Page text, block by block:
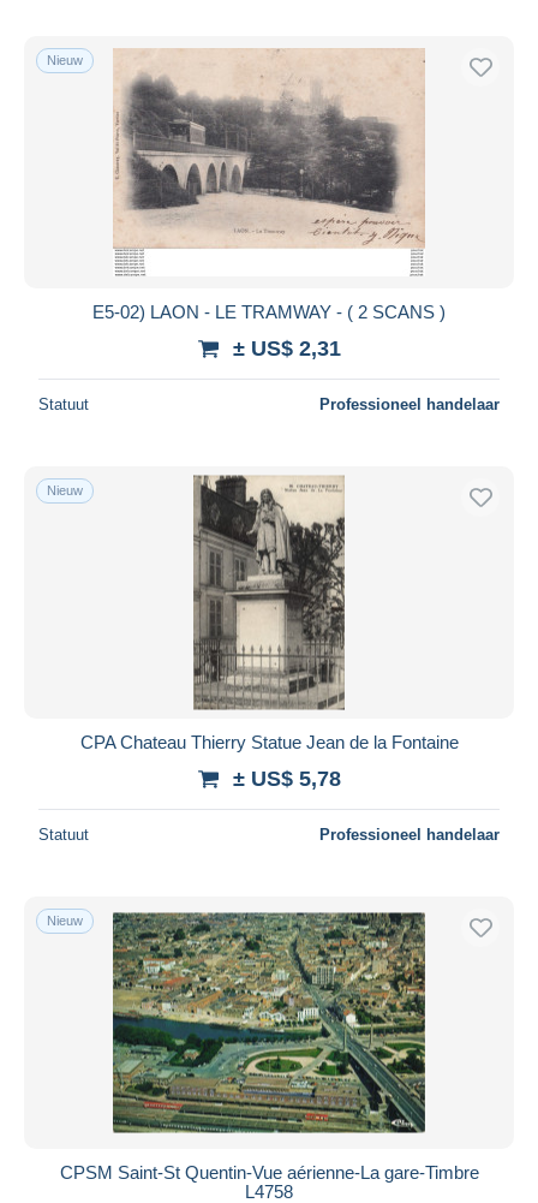
Nieuw
E5-02) LAON - LE TRAMWAY - ( 2 SCANS )
± US$ 2,31
Statuut Professioneel handelaar
Nieuw
CPA Chateau Thierry Statue Jean de la Fontaine
± US$ 5,78
Statuut Professioneel handelaar
Nieuw
CPSM Saint-St Quentin-Vue aérienne-La gare-Timbre
L4758